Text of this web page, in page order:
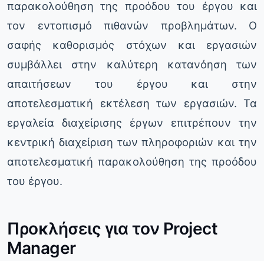
παρακολούθηση της προόδου του έργου και
τον εντοπισμό πιθανών προβλημάτων. Ο
σαφής καθορισμός στόχων και εργασιών
συμβάλλει στην καλύτερη κατανόηση των
απαιτήσεων του έργου και στην
αποτελεσματική εκτέλεση των εργασιών. Τα
εργαλεία διαχείρισης έργων επιτρέπουν την
κεντρική διαχείριση των πληροφοριών και την
αποτελεσματική παρακολούθηση της προόδου
του έργου.
Προκλήσεις για τον Project
Manager